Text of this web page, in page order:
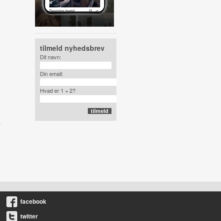
tilmeld nyhedsbrev
Dit navn:
Din email:
Hvad er 1 + 2?
facebook
twitter